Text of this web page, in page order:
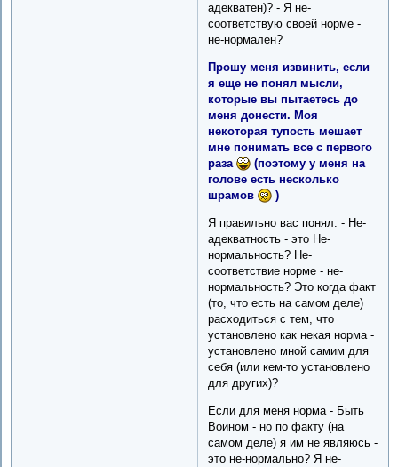
адекватен)? - Я не-
соответствую своей норме -
не-нормален?
Прошу меня извинить, если
я еще не понял мысли,
которые вы пытаетесь до
меня донести. Моя
некоторая тупость мешает
мне понимать все с первого
раза
(поэтому у меня на
голове есть несколько
шрамов
)
Я правильно вас понял: - Не-
адекватность - это Не-
нормальность? Не-
соответствие норме - не-
нормальность? Это когда факт
(то, что есть на самом деле)
расходиться с тем, что
установлено как некая норма -
установлено мной самим для
себя (или кем-то установлено
для других)?
Если для меня норма - Быть
Воином - но по факту (на
самом деле) я им не являюсь -
это не-нормально? Я не-